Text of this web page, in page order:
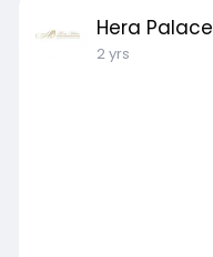
Hera Palace
2 yrs